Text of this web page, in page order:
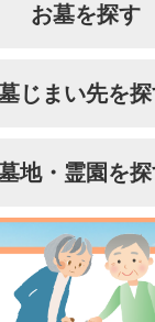
お墓を探す
じまい先を
地・霊園を